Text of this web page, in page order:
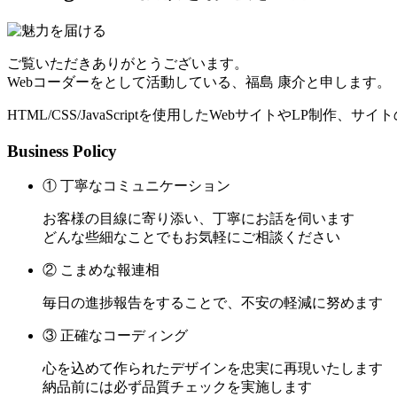
ご覧いただきありがとうございます。
Webコーダーをとして活動している、福島 康介と申します。
HTML/CSS/JavaScriptを使用したWebサイトやLP制作、サイ
Business Policy
① 丁寧なコミュニケーション
お客様の目線に寄り添い、丁寧にお話を伺います
どんな些細なことでもお気軽にご相談ください
② こまめな報連相
毎日の進捗報告をすることで、不安の軽減に努めます
③ 正確なコーディング
心を込めて作られたデザインを忠実に再現いたします
納品前には必ず品質チェックを実施します